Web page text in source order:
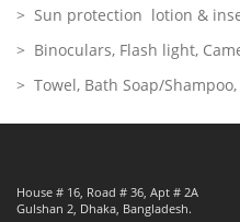
> Sun protection lotion &
> Binoculars, Flash light,
> Towel, Bath Soap/
House # 16, Road # 36, Apt # 2A
Gulshan 2, Dhaka, Bangladesh.